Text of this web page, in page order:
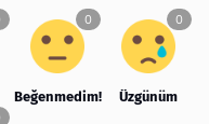
Beğenmedim! Üzgünüm